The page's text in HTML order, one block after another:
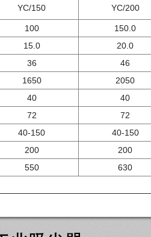
YC/150 YC/200
100 150.0
15.0 20.0
36 46
1650 2050
40 40
72 72
40-150 40-150
200 200
550 630